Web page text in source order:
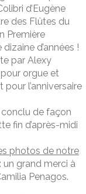
d’Eugène
des Flûtes du
Première
d’années !
par Alexy
orgue et
l’anniversaire
conclu de façon
fin d’après-midi
photos de notre
: un grand merci à
Penagos.